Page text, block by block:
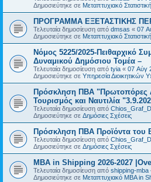
Δημοσιεύτηκε σε Μεταπτυχιακό
ΠΡΟΓΡΑΜΜΑ ΕΞΕΤΑΣΤΙΚΗΣ
Τελευταία δημοσίευση από dmsas « 07
Δημοσιεύτηκε σε Μεταπτυχιακό
Νόμος 5225/2025-Πειθαρχικό
Δυναμικού Δημόσιου Τομέα –
Τελευταία δημοσίευση από tyia « 07 Αύγ
Δημοσιεύτηκε σε Υπηρεσία Διοικητικών
Πρόσκληση ΠΒΑ "Πρωτοπόρες
Τουρισμός και Ναυτιλία
Τελευταία δημοσίευση από
Δημοσιεύτηκε σε Δημόσιες Σχέσεις
Πρόσκληση ΠΒΑ Προϊόντα του
Τελευταία δημοσίευση από
Δημοσιεύτηκε σε Δημόσιες Σχέσεις
MBA in Shipping 2026-2027
Τελευταία δημοσίευση από shipping-mba
Δημοσιεύτηκε σε Μεταπτυχιακό MBA in